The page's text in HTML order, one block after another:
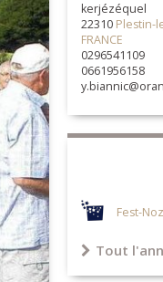
kerjézéquel
22310 Plestin-
FRANCE
0296541109
0661956158
Fest-
Tout